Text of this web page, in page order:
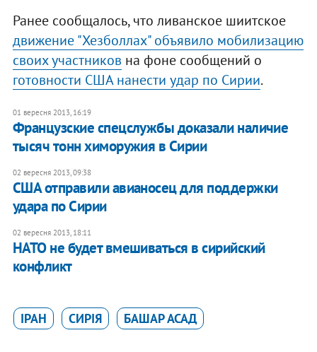
Ранее сообщалось, что ливанское шиитское
движение "Хезболлах" объявило мобилизацию
своих участников на фоне сообщений о
готовности США нанести удар по Сирии.
01 вересня 2013, 16:19
Французские спецслужбы доказали наличие
тысяч тонн химоружия в Сирии
02 вересня 2013, 09:38
США отправили авианосец для поддержки
удара по Сирии
02 вересня 2013, 18:11
НАТО не будет вмешиваться в сирийский
конфликт
ІРАН СИРІЯ БАШАР АСАД